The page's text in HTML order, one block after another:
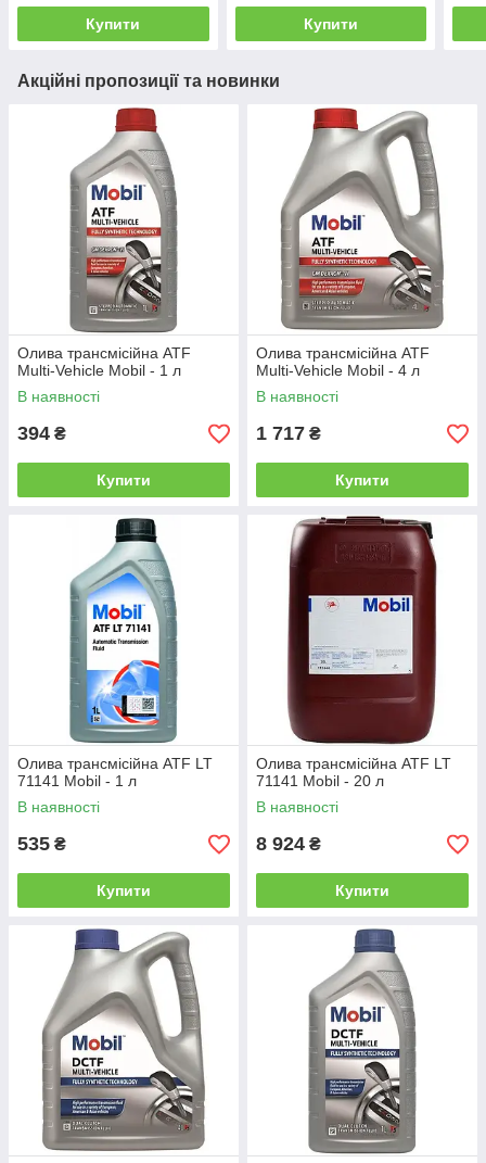
Купити Купити
Акційні пропозиції та новинки
Олива трансмісійна ATF
Multi-Vehicle Mobil - 1 л
В наявності
394 ₴
Купити
Олива трансмісійна ATF
Multi-Vehicle Mobil - 4 л
В наявності
1 717 ₴
Купити
Олива трансмісійна ATF LT
71141 Mobil - 1 л
В наявності
535 ₴
Купити
Олива трансмісійна ATF LT
71141 Mobil - 20 л
В наявності
8 924 ₴
Купити